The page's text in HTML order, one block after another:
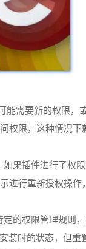
能需要新的权限，
权限，这种情况
果插件进行了权
行重新授权操作
的权限管理规则
装时的状态，但重